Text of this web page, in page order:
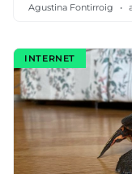
Agustina Fontirroig
INTERNET